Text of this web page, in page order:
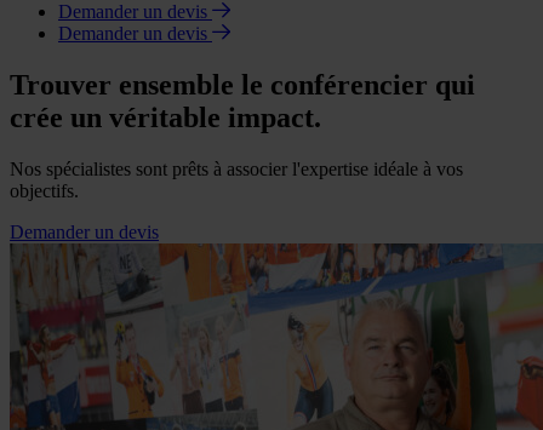
Demander un devis
Demander un devis
Trouver ensemble le conférencier qui
crée un véritable impact.
Nos spécialistes sont prêts à associer l'expertise idéale à vos
objectifs.
Demander un devis